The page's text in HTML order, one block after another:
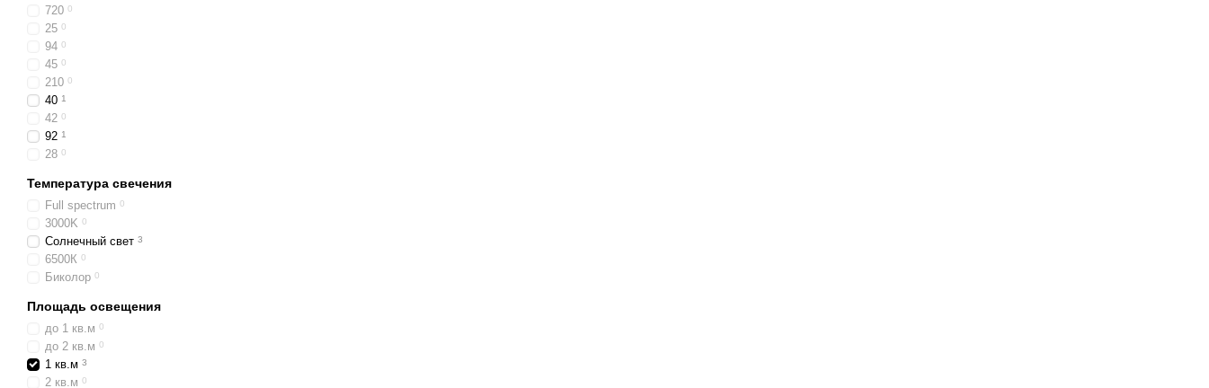
720 0
25 0
94 0
45 0
210 0
40 1
42 0
92 1
28 0
Температура свечения
Full spectrum 0
3000K 0
Солнечный свет 3
6500К 0
Биколор 0
Площадь освещения
до 1 кв.м 0
до 2 кв.м 0
1 кв.м 3
2 кв.м 0